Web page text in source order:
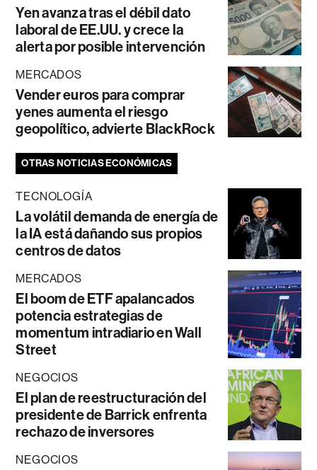
Yen avanza tras el débil dato
laboral de EE.UU. y crece la
alerta por posible intervención
MERCADOS
Vender euros para comprar
yenes aumenta el riesgo
geopolítico, advierte BlackRock
OTRAS NOTICIAS ECONÓMICAS
TECNOLOGÍA
La volátil demanda de energía de
la IA está dañando sus propios
centros de datos
MERCADOS
El boom de ETF apalancados
potencia estrategias de
momentum intradiario en Wall
Street
NEGOCIOS
El plan de reestructuración del
presidente de Barrick enfrenta
rechazo de inversores
NEGOCIOS